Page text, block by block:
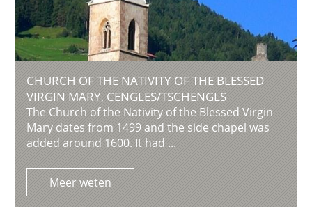
CHURCH OF THE NATIVITY OF THE BLESSED
VIRGIN MARY, CENGLES/TSCHENGLS
The Church of the Nativity of the Blessed Virgin
Mary dates from 1499 and the side chapel was
added around 1600. It had ...
Meer weten